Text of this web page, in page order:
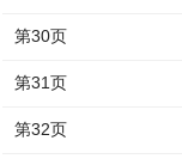
第30页
第31页
第32页